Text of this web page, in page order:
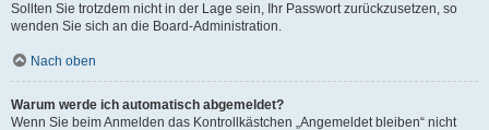
Sollten Sie trotzdem nicht in der Lage sein, Ihr Passwort zurückzusetzen, so
wenden Sie sich an die Board-Administration.
Nach oben
Warum werde ich automatisch abgemeldet?
Wenn Sie beim Anmelden das Kontrollkästchen „Angemeldet bleiben“ nicht